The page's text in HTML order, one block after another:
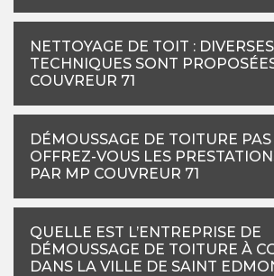
NETTOYAGE DE TOIT : DIVERSES
TECHNIQUES SONT
COUVREUR 71
DÉMOUSSAGE DE TOITURE PAS
OFFREZ-VOUS LES
PAR MP COUVREUR 71
QUELLE EST L’ENTREPRISE DE
DÉMOUSSAGE DE TOITURE À
DANS LA VILLE DE SAINT